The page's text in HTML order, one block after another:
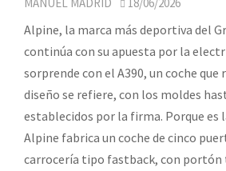
Alpine, la marca más deportiva del
continúa con su apuesta por la
sorprende con el A390, un coche que
diseño se refiere, con los moldes
establecidos por la firma. Porque es
Alpine fabrica un coche de cinco
carrocería tipo fastback, con portón